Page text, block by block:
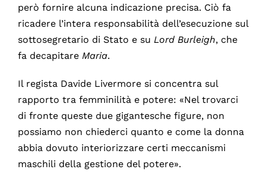
però fornire alcuna indicazione precisa. Ciò fa
ricadere l’intera responsabilità dell’esecuzione sul
sottosegretario di Stato e su Lord Burleigh, che
fa decapitare Maria.
Il regista Davide Livermore si concentra sul
rapporto tra femminilità e potere: «Nel trovarci
di fronte queste due gigantesche figure, non
possiamo non chiederci quanto e come la donna
abbia dovuto interiorizzare certi meccanismi
maschili della gestione del potere».